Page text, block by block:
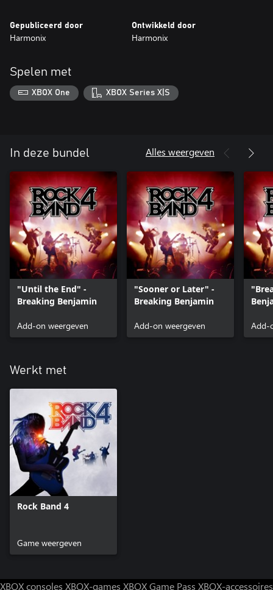
Gepubliceerd door
Harmonix
Ontwikkeld door
Harmonix
Spelen met
XBOX One XBOX Series X|S
In deze bundel Alles weergeven
"Until the End" -
Breaking Benjamin
Add-on weergeven
"Sooner or Later" -
Breaking Benjamin
Add-on weergeven Add-
Werkt met
Rock Band 4
Game weergeven
XBOX consoles XBOX-games XBOX Game Pass XBOX-accessoires